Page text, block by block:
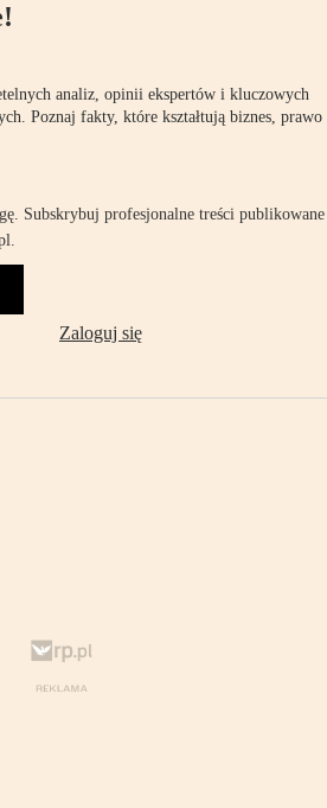
analiz, opinii ekspertów i kluczowych
Poznaj fakty, które kształtują biznes, prawo
Subskrybuj profesjonalne treści publikowane
Zaloguj się